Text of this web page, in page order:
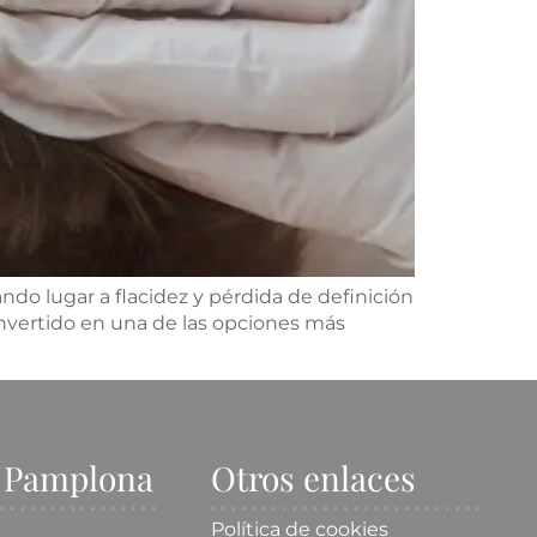
lugar a flacidez y pérdida de definición
en una de las opciones más
Otros enlaces
Política de cookies